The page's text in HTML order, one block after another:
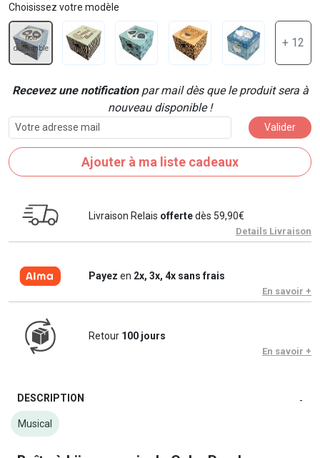
Choisissez votre modèle
non
disponible
+ 12
Recevez une notificationpar mail dès que le produit sera à
nouveau disponible !
Valider
Ajouter à ma liste cadeaux
Livraison Relais offertedès 59,90€
Details Livraison
Payez en 2x, 3x, 4x sans frais
En savoir +
Retour 100 jours
En savoir +
DESCRIPTION -
Musical